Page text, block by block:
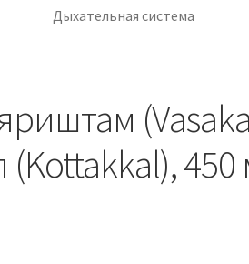
Дыхательная система
(Kottakkal), 450